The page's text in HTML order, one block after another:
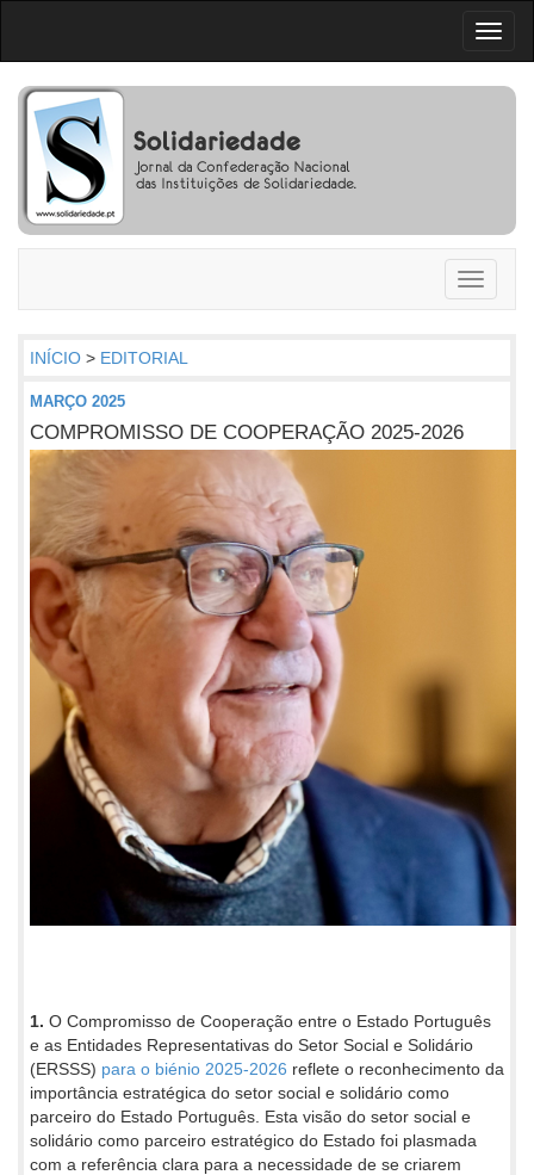
Toggle
INÍCIO > EDITORIAL
MARÇO 2025
COMPROMISSO DE COOPERAÇÃO 2025-2026
1. O Compromisso de Cooperação entre o Estado Português
e as Entidades Representativas do Setor Social e Solidário
(ERSSS) para o biénio 2025-2026 reflete o reconhecimento da
importância estratégica do setor social e solidário como
parceiro do Estado Português. Esta visão do setor social e
solidário como parceiro estratégico do Estado foi plasmada
com a referência clara para a necessidade de se criarem